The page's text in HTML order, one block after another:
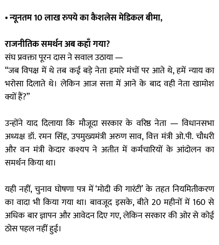
• न्यूनतम 10 लाख रुपये का कैशलेस मेडिकल बीमा,
राजनीतिक समर्थन अब कहाँ गया?
संघ प्रवक्ता पूरन दास ने सवाल उठाया —
“जब विपक्ष में थे तब कई बड़े नेता हमारे मंचों पर आते थे, हमें न्याय का
भरोसा दिलाते थे। लेकिन आज सत्ता में आने के बाद वही नेता खामोश
क्यों हैं?”
उन्होंने याद दिलाया कि मौजूदा सरकार के वरिष्ठ नेता — विधानसभा
अध्यक्ष डॉ. रमन सिंह, उपमुख्यमंत्री अरुण साव, वित्त मंत्री ओ.पी. चौधरी
और वन मंत्री केदार कश्यप ने अतीत में कर्मचारियों के आंदोलन का
समर्थन किया था।
यही नहीं, चुनाव घोषणा पत्र में ‘मोदी की गारंटी’ के तहत नियमितीकरण
का वादा भी किया गया था। बावजूद इसके, बीते 20 महीनों में 160 से
अधिक बार ज्ञापन और आवेदन दिए गए, लेकिन सरकार की ओर से कोई
ठोस पहल नहीं हुई।